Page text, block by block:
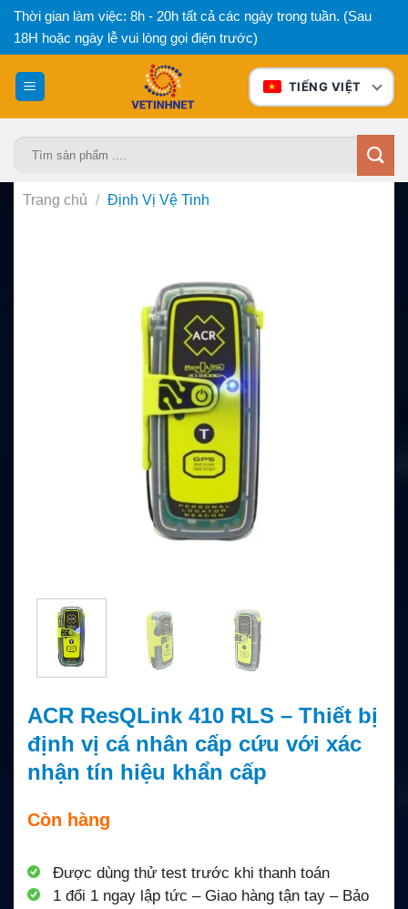
Bỏ
qua
nội
dung
Thời gian làm việc: 8h - 20h tất cả các ngày trong tuần. (Sau
18H hoặc ngày lễ vui lòng gọi điện trước)
TIẾNG VIỆT
Trang chủ / Định Vị Vệ Tinh
ACR ResQLink 410 RLS – Thiết bị
định vị cá nhân cấp cứu với xác
nhận tín hiệu khẩn cấp
Còn hàng
Được dùng thử test trước khi thanh toán
1 đổi 1 ngay lập tức – Giao hàng tận tay – Bảo